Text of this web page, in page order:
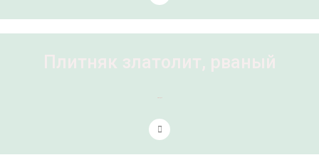
Плитняк златолит, рваный